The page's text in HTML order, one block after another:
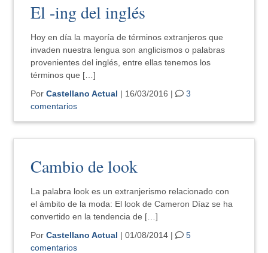
El -ing del inglés
Hoy en día la mayoría de términos extranjeros que
invaden nuestra lengua son anglicismos o palabras
provenientes del inglés, entre ellas tenemos los
términos que […]
PorCastellano Actual | 16/03/2016 |
3
comentarios
Cambio de look
La palabra look es un extranjerismo relacionado con
el ámbito de la moda: El look de Cameron Díaz se ha
convertido en la tendencia de […]
PorCastellano Actual | 01/08/2014 |
5
comentarios